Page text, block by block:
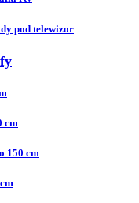
pod telewizor
cm
150 cm